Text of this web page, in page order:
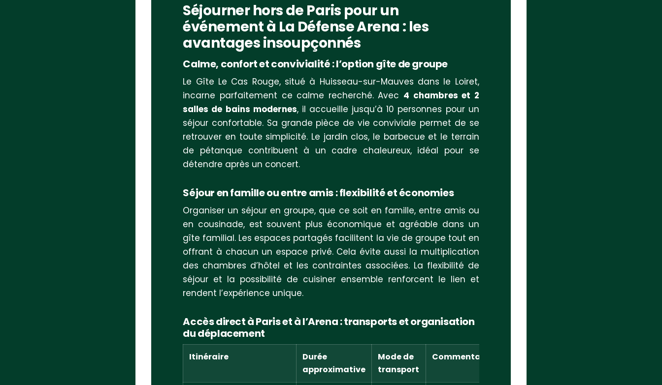
Séjourner hors de Paris pour un
événement à La Défense Arena : les
avantages insoupçonnés
Calme, confort et convivialité : l’option gîte de groupe
Le Gîte Le Cas Rouge, situé à Huisseau-sur-Mauves dans le Loiret,
incarne parfaitement ce calme recherché. Avec 4 chambres et 2
salles de bains modernes, il accueille jusqu’à 10 personnes pour un
séjour confortable. Sa grande pièce de vie conviviale permet de se
retrouver en toute simplicité. Le jardin clos, le barbecue et le terrain
de pétanque contribuent à un cadre chaleureux, idéal pour se
détendre après un concert.
Séjour en famille ou entre amis : flexibilité et économies
Organiser un séjour en groupe, que ce soit en famille, entre amis ou
en cousinade, est souvent plus économique et agréable dans un
gîte familial. Les espaces partagés facilitent la vie de groupe tout en
offrant à chacun un espace privé. Cela évite aussi la multiplication
des chambres d’hôtel et les contraintes associées. La flexibilité de
séjour et la possibilité de cuisiner ensemble renforcent le lien et
rendent l’expérience unique.
Accès direct à Paris et à l’Arena : transports et organisation
du déplacement
Itinéraire
Durée
approximative
Mode de
transport
Commentaire